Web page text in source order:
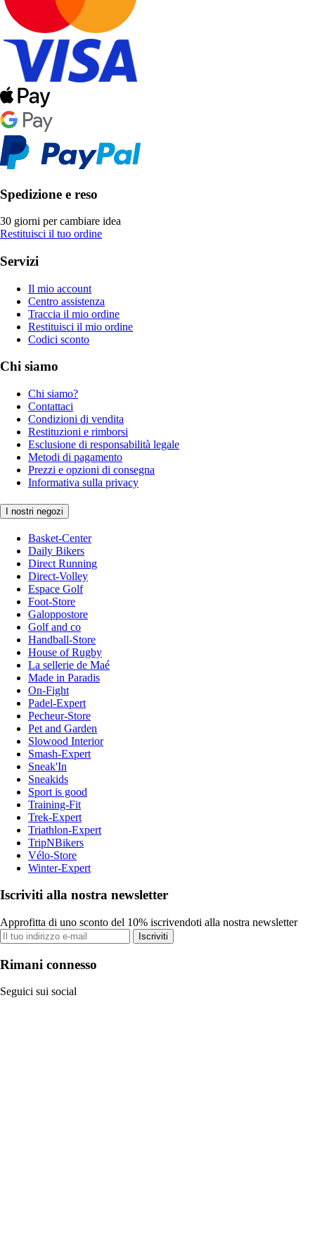
Spedizione e reso
30 giorni per cambiare idea
Restituisci il tuo ordine
Servizi
Il mio account
Centro assistenza
Traccia il mio ordine
Restituisci il mio ordine
Codici sconto
Chi siamo
Chi siamo?
Contattaci
Condizioni di vendita
Restituzioni e rimborsi
Esclusione di responsabilità legale
Metodi di pagamento
Prezzi e opzioni di consegna
Informativa sulla privacy
I nostri negozi
Basket-Center
Daily Bikers
Direct Running
Direct-Volley
Espace Golf
Foot-Store
Galoppostore
Golf and co
Handball-Store
House of Rugby
La sellerie de Maé
Made in Paradis
On-Fight
Padel-Expert
Pecheur-Store
Pet and Garden
Slowood Interior
Smash-Expert
Sneak'In
Sneakids
Sport is good
Training-Fit
Trek-Expert
Triathlon-Expert
TripNBikers
Vélo-Store
Winter-Expert
Iscriviti alla nostra newsletter
Approfitta di uno sconto del 10% iscrivendoti alla nostra newsletter
Iscriviti
Rimani connesso
Seguici sui social